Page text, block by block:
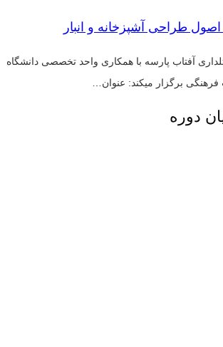
طراحی آشپزخانه و انبار
آفتاب پارسه با همکاری واحد تخصصی دانشگاه
برگزار میکند: عنوان…
دوره